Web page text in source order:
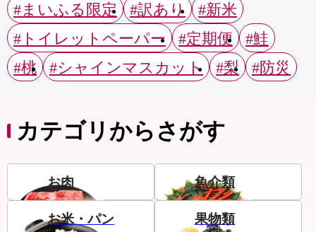
#まいふる限定
#訳あり
#新米
#トイレットペーパー
#定期便
#鮭
#桃
#シャインマスカット #梨 #防災
カテゴリからさがす
お肉 魚介類
お米・パン 果物類